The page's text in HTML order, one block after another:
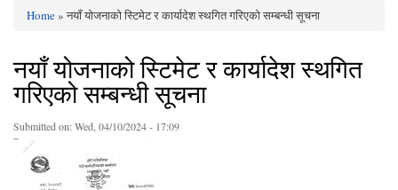
Home» नयाँ योजनाको स्टिमेट र कार्यादेश स्थगित गरिएको सम्बन्धी सूचना
नयाँ योजनाको स्टिमेट र कार्यादेश स्थगित
गरिएको सम्बन्धी सूचना
Submitted on:Wed, 04/10/2024 - 17:09